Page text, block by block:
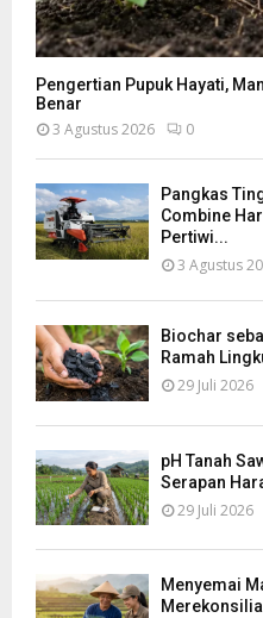
Pengertian Pupuk Hayati,
Benar
3 Agustus 2026 0
Pangkas
Combine
Pertiwi...
3 Agustus
Biochar
Ramah
29 Juli 2026
pH Tanah
Serapan
29 Juli 2026
Menyemai